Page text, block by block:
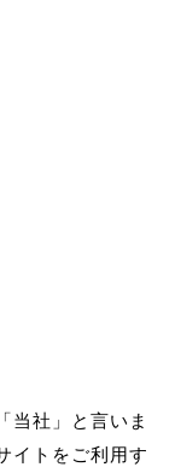
当社」と言いま
イトをご利用す